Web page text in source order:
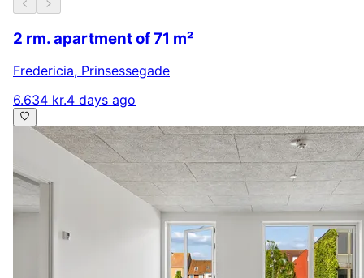
2 rm. apartment of 71 m²
Fredericia, Prinsessegade
6.634 kr.4 days ago